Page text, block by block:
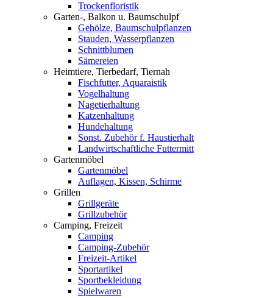
Trockenfloristik
Garten-, Balkon u. Baumschulpf
Gehölze, Baumschulpflanzen
Stauden, Wasserpflanzen
Schnittblumen
Sämereien
Heimtiere, Tierbedarf, Tiernah
Fischfutter, Aquaraistik
Vogelhaltung
Nagetierhaltung
Katzenhaltung
Hundehaltung
Sonst. Zubehör f. Haustierhalt
Landwirtschaftliche Futtermitt
Gartenmöbel
Gartenmöbel
Auflagen, Kissen, Schirme
Grillen
Grillgeräte
Grillzubehör
Camping, Freizeit
Camping
Camping-Zubehör
Freizeit-Artikel
Sportartikel
Sportbekleidung
Spielwaren